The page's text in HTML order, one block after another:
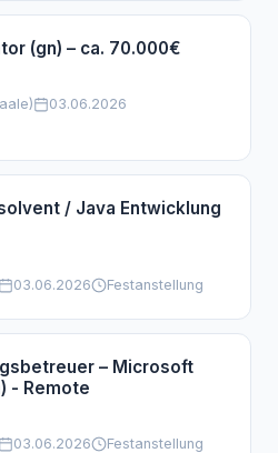
(gn) – ca. 70.000€
03.06.2026
/ Java Entwicklung
03.06.2026 Festanstellung
– Microsoft
- Remote
03.06.2026 Festanstellung